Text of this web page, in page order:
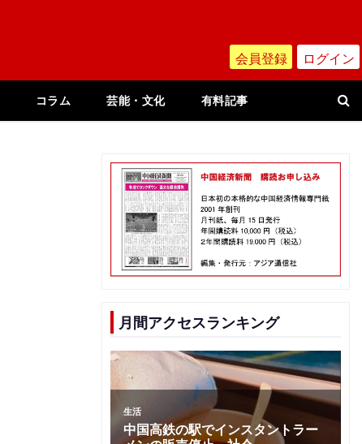
会員登録 ログイン
コラム 芸能・文化 有料記事
月間アクセスランキング